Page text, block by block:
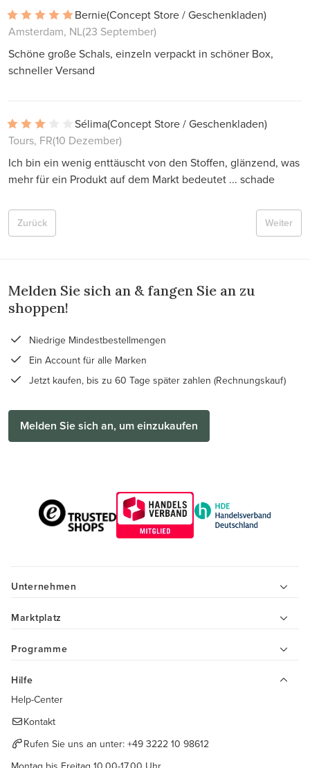
Bernie(Concept Store / Geschenkladen)
Amsterdam, NL(23 September)
Schöne große Schals, einzeln verpackt in schöner Box,
schneller Versand
Sélima(Concept Store / Geschenkladen)
Tours, FR(10 Dezember)
Ich bin ein wenig enttäuscht von den Stoffen, glänzend, was
mehr für ein Produkt auf dem Markt bedeutet ... schade
Weiter
Zurück
Melden Sie sich an & fangen Sie an zu
shoppen!
Niedrige Mindestbestellmengen
Ein Account für alle Marken
Jetzt kaufen, bis zu 60 Tage später zahlen (Rechnungskauf)
Melden Sie sich an, um einzukaufen
Unternehmen
Marktplatz
Programme
Hilfe
Help-Center
Kontakt
Rufen Sie uns an unter: +49 3222 10 98612